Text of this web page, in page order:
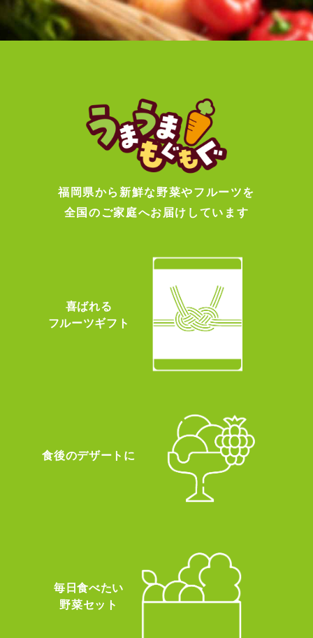
福岡県から新鮮な野菜やフルーツを
全国のご家庭へお届けしています
喜ばれる
フルーツギフト
食後のデザートに
毎日食べたい
野菜セット